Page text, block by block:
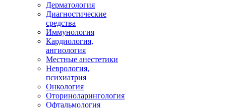
Дерматология
Диагностические
средства
Иммунология
Кардиология,
ангиология
Местные анестетики
Неврология,
психиатрия
Онкология
Оториноларингология
Офтальмология